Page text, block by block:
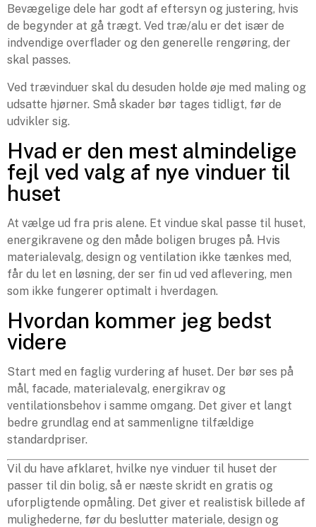
Bevægelige dele har godt af eftersyn og justering, hvis
de begynder at gå trægt. Ved træ/alu er det især de
indvendige overflader og den generelle rengøring, der
skal passes.
Ved trævinduer skal du desuden holde øje med maling og
udsatte hjørner. Små skader bør tages tidligt, før de
udvikler sig.
Hvad er den mest almindelige
fejl ved valg af nye vinduer til
huset
At vælge ud fra pris alene. Et vindue skal passe til huset,
energikravene og den måde boligen bruges på. Hvis
materialevalg, design og ventilation ikke tænkes med,
får du let en løsning, der ser fin ud ved aflevering, men
som ikke fungerer optimalt i hverdagen.
Hvordan kommer jeg bedst
videre
Start med en faglig vurdering af huset. Der bør ses på
mål, facade, materialevalg, energikrav og
ventilationsbehov i samme omgang. Det giver et langt
bedre grundlag end at sammenligne tilfældige
standardpriser.
Vil du have afklaret, hvilke nye vinduer til huset der
passer til din bolig, så er næste skridt en gratis og
uforpligtende opmåling. Det giver et realistisk billede af
mulighederne, før du beslutter materiale, design og